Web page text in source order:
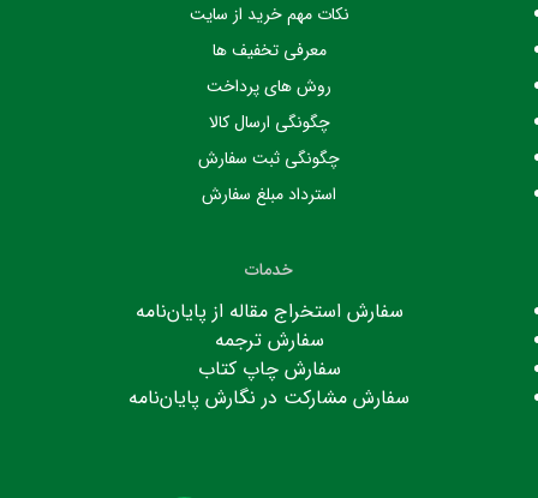
نکات مهم خرید از سایت
معرفی تخفیف ها
روش های پرداخت
چگونگی ارسال کالا
چگونگی ثبت سفارش
استرداد مبلغ سفارش
خدمات
سفارش استخراج مقاله از پایان‌نامه
سفارش ترجمه
سفارش چاپ کتاب
سفارش مشارکت در نگارش پایان‌نامه